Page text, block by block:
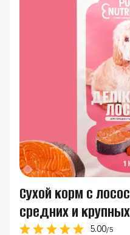
Сухой корм с
средних и
5.00/5